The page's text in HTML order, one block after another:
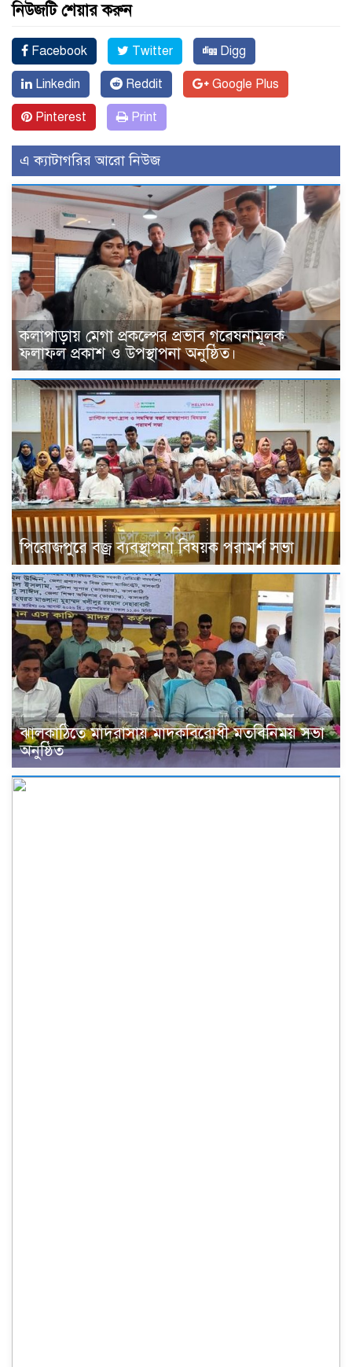
নিউজটি শেয়ার করুন
Facebook Twitter Digg
Linkedin Reddit Google Plus
Pinterest Print
এ ক্যাটাগরির আরো নিউজ
কলাপাড়ায় মেগা প্রকল্পের প্রভাব গবেষনামূলক
ফলাফল প্রকাশ ও উপস্থাপনা অনুষ্ঠিত।
পিরোজপুরে বজ্র ব্যবস্থাপনা বিষয়ক পরামর্শ সভা
ঝালকাঠিতে মাদরাসায় মাদকবিরোধী মতবিনিময় সভা
অনুষ্ঠিত